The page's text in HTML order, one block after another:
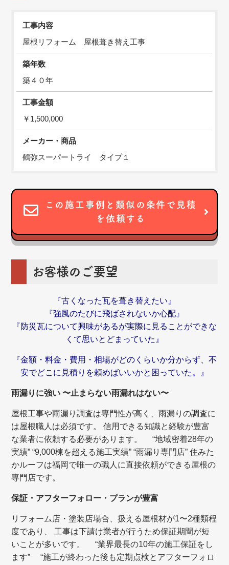
工事内容
屋根リフォーム 屋根葺き替え工事
築年数
築４０年
工事金額
￥1,500,000
メーカー・商品
鶴弥スーパートライ タイプ１
この施工事例と類似の条件で見積
を依頼する
お客様のご要望
『古くなった瓦を葺き替えたい』
『強風のたびに飛ばされないか心配』
『防災瓦について興味があるが実際に見ることができな
くて思いとどまっていた』
『金額・料金・費用・相場がどのくらいか分からず、 不
安でどこに見積りを頼めばいいかと困っていた。 』
雨漏りに強い 〜止まらない雨漏れはない〜
屋根工事や雨漏り調査は専門性が高く、雨漏りの調査に
は屋根職人は必須です。 信用できる知識と経験が豊富
な業者に依頼する必要があります。 “地域密着28年の
実績” “9,000棟を超える施工実績” “雨漏り専門店” 住みた
かルーフは福岡で唯一の職人に直接依頼ができる屋根の
専門店です。
保証・アフターフォロー・プランが豊富
リフォーム店・塗装店場合、扱える屋根材が1〜2種類程
度であり、 工事は下請け業者が行うため保証期間が短
いことが多いです。 “業界最長の10年の施工保証をし
ます” “施工が終わった後も定期点検とアフターフォロ